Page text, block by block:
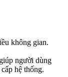
không gian.
người dùng
hệ thống.